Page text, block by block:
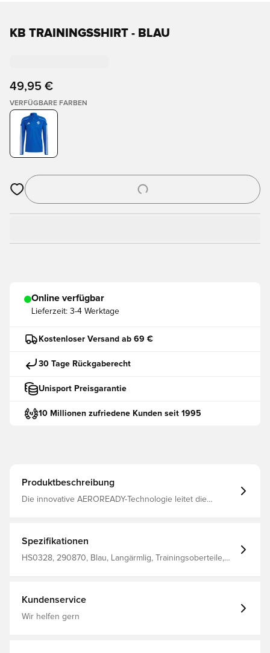
KB TRAININGSSHIRT - BLAU
49,95 €
VERFÜGBARE FARBEN
Öffnet ein neues Fenster zum Anmelden oder Registrieren
Online verfügbar
Lieferzeit: 3-4 Werktage
Kostenloser Versand ab 69 €
30 Tage Rückgaberecht
Unisport Preisgarantie
10 Millionen zufriedene Kunden seit 1995
Produktbeschreibung
Die innovative AEROREADY-Technologie leitet die
formstabiles Trainingstrikot Mit Reißverschluss Schlanke
Spezifikationen
HS0328, 290870, Blau, Langärmlig, Trainingsoberteile,
Kundenservice
Wir helfen gern